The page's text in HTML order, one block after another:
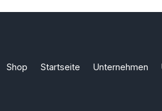
Shop Startseite Unternehmen